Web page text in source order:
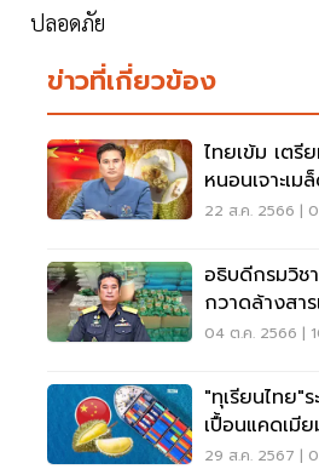
ปลอดภัย
ข่าวที่เกี่ยวข้อง
ไทยเข้ม เต
หนอนเจาะเม
22 ส.ค. 2566 |
อธิบดีกรมวิช
กวาดล้างสา
รัฐมนตรี
04 ต.ค. 2566 |
"ทุเรียนไทย"
เปื้อนแคดเมี
ออกแสนล้าน
29 ส.ค. 2567 |